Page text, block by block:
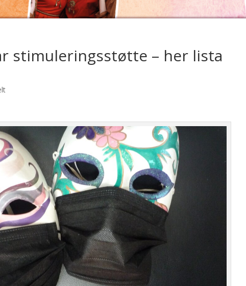
stimuleringsstøtte – her lista